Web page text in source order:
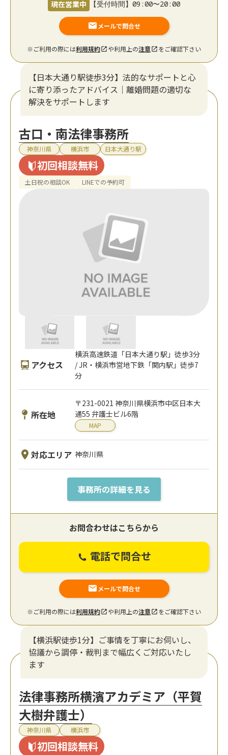
現在営業中 【受付時間】09:00〜20:00
メールで問合せ
※ご利用の際には利用規約 や利用上の注意 をご確認下さい
【日本大通り駅徒歩3分】法的なサポートと心
に寄り添ったアドバイス｜離婚問題の適切な
解決をサポートします
古口・南法律事務所
神奈川県 横浜市 日本大通り駅
初回相談無料
土日祝の相談OK LINEでの予約可
アクセス
横浜高速鉄道「日本大通り駅」徒歩3分
/ JR・横浜市営地下鉄「関内駅」徒歩7
分
所在地
〒231-0021 神奈川県横浜市中区日本大
通55 弁護士ビル6階
MAP
対応エリア 神奈川県
事務所の詳細を見る
お問合わせはこちらから
電話で問合せ
メールで問合せ
※ご利用の際には利用規約 や利用上の注意 をご確認下さい
【横浜駅徒歩1分】ご事情を丁寧にお伺いし、
協議から調停・裁判まで幅広くご対応いたし
ます
法律事務所横濱アカデミア（平賀
大樹弁護士）
神奈川県 横浜市
初回相談無料